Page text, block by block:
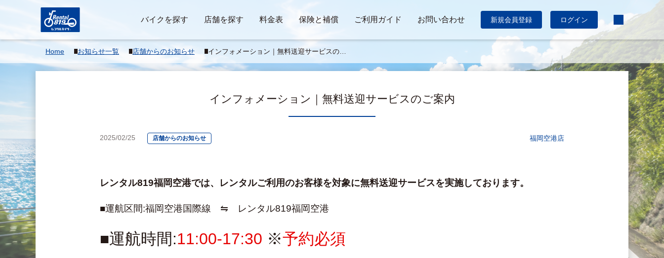
バイクを探す 店舗を探す 料金表 保険と補償 ご利用ガイド お問い合わせ 新規会員登録 ログイン
Home お知らせ一覧 店舗からのお知らせ
インフォメーション｜無料送迎サービスのご
案内
インフォメーション｜無料送迎サービスのご案内
2025/02/25 店舗からのお知らせ 福岡空港店
レンタル819福岡空港では、レンタルご利用のお客様を対象に無料送迎サービスを実施しております。
■運航区間:福岡空港国際線　⇋　レンタル819福岡空港
■運航時間:11:00-17:30 ※予約必須